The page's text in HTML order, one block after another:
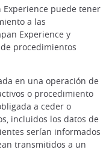
Experience puede tener
a las
Experience y
procedimientos
en una operación de
o procedimiento
a ceder o
incluidos los datos de
serían informados
transmitidos a un